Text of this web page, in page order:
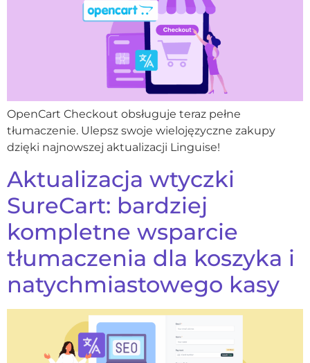
OpenCart Checkout obsługuje teraz pełne
tłumaczenie. Ulepsz swoje wielojęzyczne zakupy
dzięki najnowszej aktualizacji Linguise!
Aktualizacja wtyczki
SureCart: bardziej
kompletne wsparcie
tłumaczenia dla koszyka i
natychmiastowego kasy